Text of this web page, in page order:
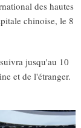
des hautes
chinoise, le 8
jusqu'au 10
et de l'étranger.